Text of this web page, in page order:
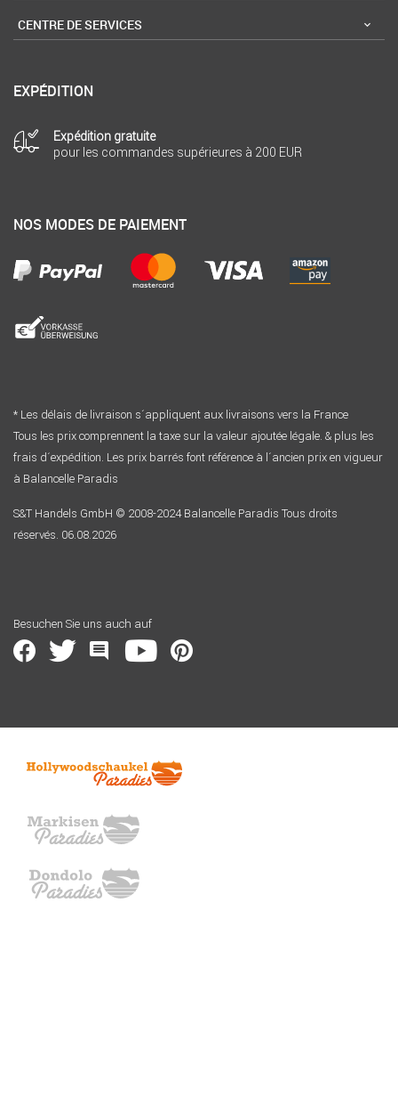
CENTRE DE SERVICES
EXPÉDITION
Expédition gratuite
pour les commandes supérieures à 200 EUR
NOS MODES DE PAIEMENT
* Les délais de livraison s´appliquent aux livraisons vers la France
Tous les prix comprennent la taxe sur la valeur ajoutée légale. & plus les
frais d´expédition. Les prix barrés font référence à l´ancien prix en vigueur
à Balancelle Paradis
S&T Handels GmbH © 2008-2024 Balancelle Paradis Tous droits
réservés. 06.08.2026
Besuchen Sie uns auch auf